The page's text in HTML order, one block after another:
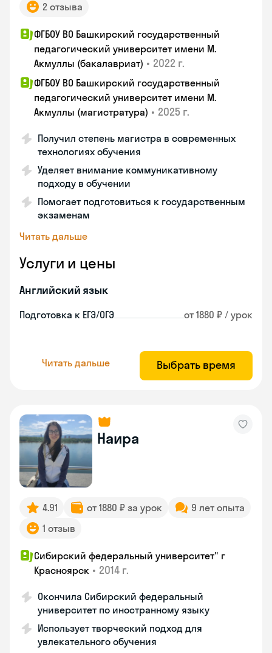
2 отзыва
ФГБОУ ВО Башкирский государственный
педагогический университет имени М.
Акмуллы (бакалавриат) • 2022 г.
ФГБОУ ВО Башкирский государственный
педагогический университет имени М.
Акмуллы (магистратура) • 2025 г.
Получил степень магистра в современных
технологиях обучения
Уделяет внимание коммуникативному
подходу в обучении
Помогает подготовиться к государственным
экзаменам
Читать дальше
Услуги и цены
Английский язык
Подготовка к ЕГЭ/ОГЭ от 1880 ₽ / урок
Читать дальше Выбрать время
Наира
4.91 от 1880 ₽ за урок
9 лет опыта
1 отзыв
Сибирский федеральный университет" г
Красноярск • 2014 г.
Окончила Сибирский федеральный
университет по иностранному языку
Использует творческий подход для
увлекательного обучения